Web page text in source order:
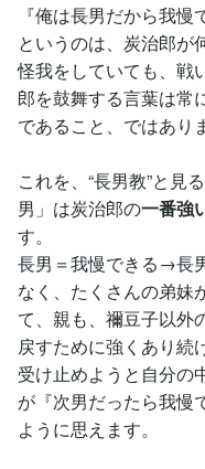
『俺は長男だから我慢
というのは、炭治郎が
怪我をしていても、戦
郎を鼓舞する言葉は常
であること、ではあり
これを、“長男教”と見
男」は炭治郎の一番強
す。
長男＝我慢できる→長
なく、たくさんの弟妹
て、親も、禰󠄀豆子以外
戻すために強くあり続
受け止めようと自分の
が『次男だったら我慢
ように思えます。